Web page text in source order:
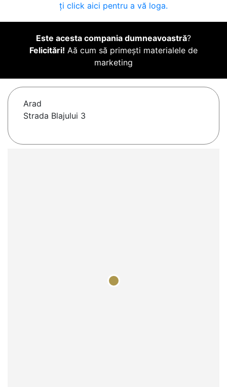
ți click aici pentru a vă loga.
Este acesta compania dumneavoastră?
Felicitări! Aă cum să primești materialele de
marketing
Arad
Strada Blajului 3